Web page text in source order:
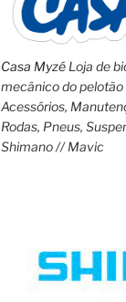
Casa MyzéLoja de
mecânico do
Acessórios,
Rodas, Pneus,
Shimano // Mavic